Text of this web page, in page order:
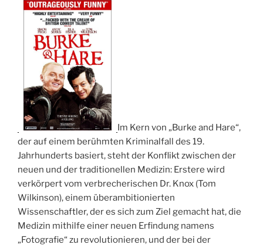
Im Kern von „Burke and Hare“,
der auf einem berühmten Kriminalfall des 19.
Jahrhunderts basiert, steht der Konflikt zwischen der
neuen und der traditionellen Medizin: Erstere wird
verkörpert vom verbrecherischen Dr. Knox (Tom
Wilkinson), einem überambitionierten
Wissenschaftler, der es sich zum Ziel gemacht hat, die
Medizin mithilfe einer neuen Erfindung namens
„Fotografie“ zu revolutionieren, und der bei der